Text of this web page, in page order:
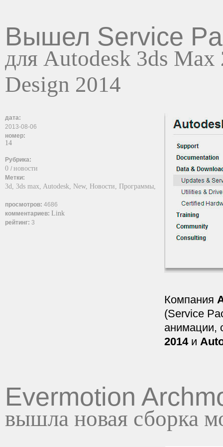
Вышел Service
для Autodesk 3ds
Design 2014
дата:
2013-08-06
номер:
14
Рубрика:
0 / новости
Метки:
3d, 3ds max, Autodesk, New, Новости, Программы,
просмотров: 4686
комментариев: Link
рейтинг: 3
Компания
(Service
анимации,
2014и
Evermotion
вышла новая сборка